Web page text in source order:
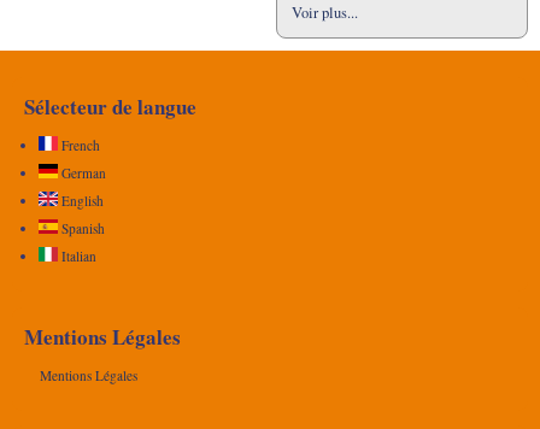
Voir plus...
Sélecteur de langue
French
German
English
Spanish
Italian
Mentions Légales
Mentions Légales